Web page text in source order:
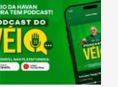
já que o
anos recentes.
de 2025, 40% dos
e outros 40%